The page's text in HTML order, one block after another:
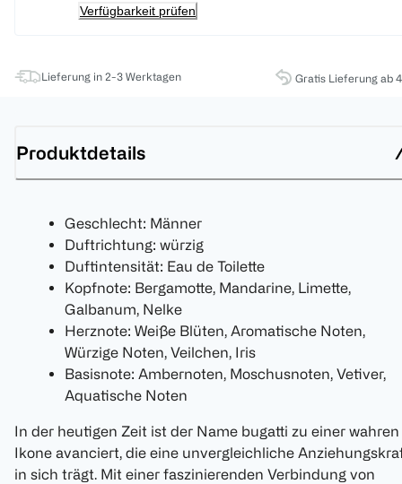
Verfügbarkeit prüfen
Lieferung in 2-3 Werktagen Gratis Lieferung ab
Produktdetails
Geschlecht: Männer
Duftrichtung: würzig
Duftintensität: Eau de Toilette
Kopfnote: Bergamotte, Mandarine, Limette,
Galbanum, Nelke
Herznote: Weiße Blüten, Aromatische Noten,
Würzige Noten, Veilchen, Iris
Basisnote: Ambernoten, Moschusnoten, Vetiver,
Aquatische Noten
In der heutigen Zeit ist der Name bugatti zu einer wahren
Ikone avanciert, die eine unvergleichliche
in sich trägt. Mit einer faszinierenden Verbindung von